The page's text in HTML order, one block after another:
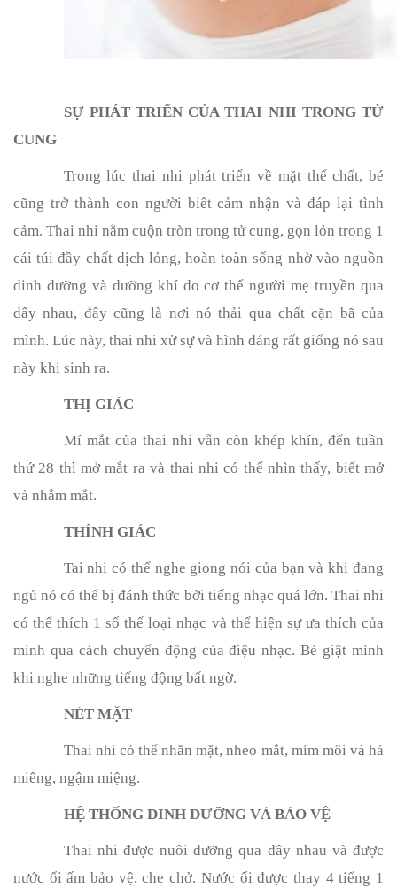
SỰ PHÁT TRIỂN CỦA THAI NHI TRONG TỬ
CUNG
Trong lúc thai nhi phát triển về mặt thể chất, bé
cũng trở thành con người biết cảm nhận và đáp lại tình
cảm. Thai nhi nằm cuộn tròn trong tử cung, gọn lỏn trong 1
cái túi đầy chất dịch lỏng, hoàn toàn sống nhờ vào nguồn
dinh dưỡng và dưỡng khí do cơ thể người mẹ truyền qua
dây nhau, đây cũng là nơi nó thải qua chất cặn bã của
mình. Lúc này, thai nhi xử sự và hình dáng rất giống nó sau
này khi sinh ra.
THỊ GIÁC
Mí mắt của thai nhi vẫn còn khép khín, đến tuần
thứ 28 thì mở mắt ra và thai nhi có thể nhìn thấy, biết mở
và nhắm mắt.
THÍNH GIÁC
Tai nhi có thể nghe giọng nói của bạn và khi đang
ngủ nó có thể bị đánh thức bởi tiếng nhạc quá lớn. Thai nhi
có thể thích 1 số thể loại nhạc và thể hiện sự ưa thích của
mình qua cách chuyển động của điệu nhạc. Bé giật mình
khi nghe những tiếng động bất ngờ.
NÉT MẶT
Thai nhi có thể nhăn mặt, nheo mắt, mím môi và há
miêng, ngậm miệng.
HỆ THỐNG DINH DƯỠNG VÀ BẢO VỆ
Thai nhi được nuôi dưỡng qua dây nhau và được
nước ối ấm bảo vệ, che chở. Nước ối được thay 4 tiếng 1